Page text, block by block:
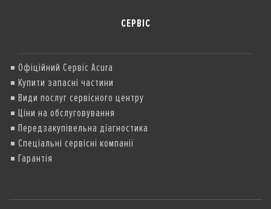
СЕРВІС
Офіційний Сервіс Acura
Купити запасні частини
Види послуг сервісного центру
Ціни на обслуговування
Передзакупівельна діагностика
Спеціальні сервісні компанії
Гарантія